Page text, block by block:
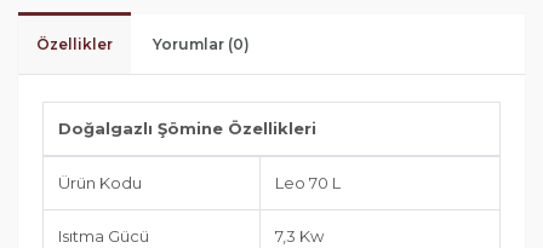
Özellikler Yorumlar (0)
Doğalgazlı Şömine Özellikleri
Ürün Kodu Leo 70 L
Isıtma Gücü 7,3 Kw